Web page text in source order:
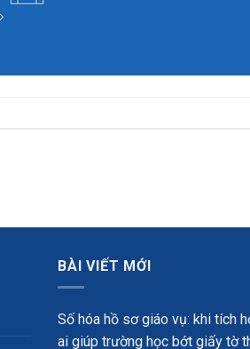
BÀI VIẾT MỚI
Số hóa hồ sơ giáo vụ: khi tích
ai giúp trường học bớt giấy tờ